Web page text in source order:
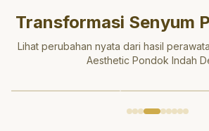
Transformasi Senyum
Lihat perubahan nyata dari hasil
Aesthetic Pondok Indah